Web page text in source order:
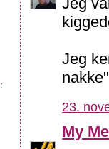
Jeg
23.
My